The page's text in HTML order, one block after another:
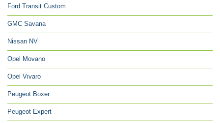
Ford Transit Custom
GMC Savana
Nissan NV
Opel Movano
Opel Vivaro
Peugeot Boxer
Peugeot Expert